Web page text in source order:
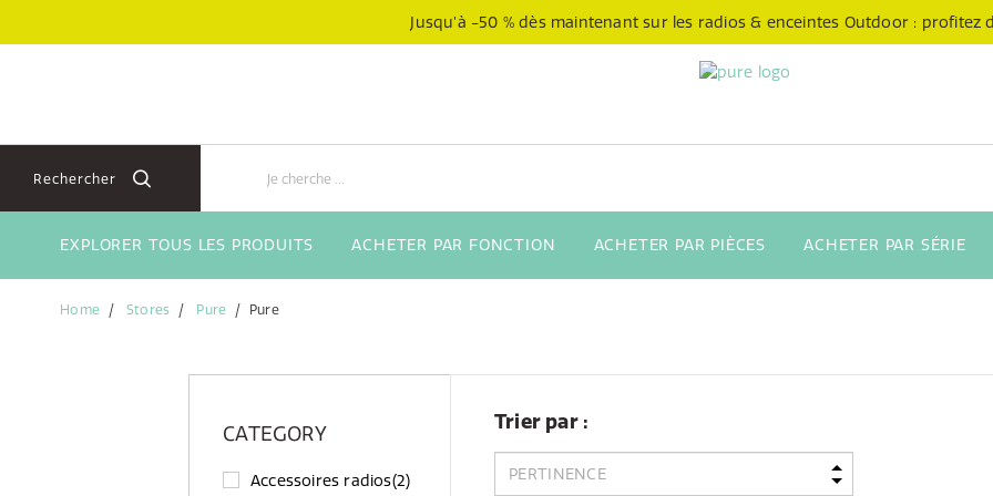
Jusqu’à -50 % dès maintenant sur les radios & enceintes Outdoor : profitez
Rechercher
EXPLORER TOUS LES PRODUITS ACHETER PAR FONCTION ACHETER PAR PIÈCES ACHETER PAR SÉRIE
Home Stores Pure Pure
CATEGORY
Accessoires radios(2)
Trier par :